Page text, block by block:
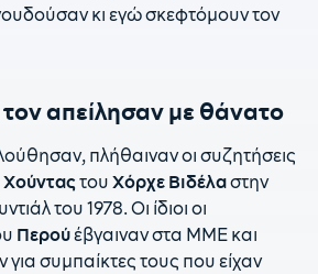
κι εγώ σκεφτόμουν τον
απείλησαν με θάνατο
πλήθαιναν οι συζητήσεις
Χούνταςτου Χόρχε Βιδέλαστην
του 1978. Οι ίδιοι οι
Περούέβγαιναν στα ΜΜΕ και
για συμπαίκτες τους που είχαν